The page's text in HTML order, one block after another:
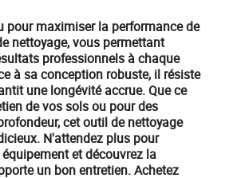
pour maximiser la performance de
nettoyage, vous permettant
professionnels à chaque
à sa conception robuste, il résiste
une longévité accrue. Que ce
de vos sols ou pour des
cetoutil de nettoyage
N'attendez plus pour
et découvrez la
un bon entretien.Achetez